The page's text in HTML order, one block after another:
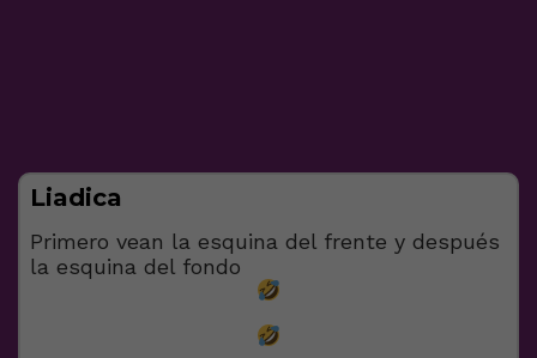
Liadica
Primero vean la esquina del frente y después
la esquina del fondo